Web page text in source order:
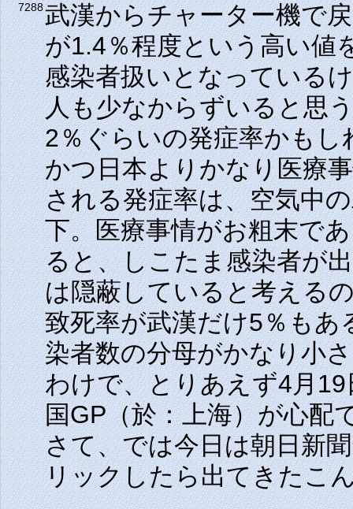
7288武漢からチャーター機で
が1.4％程度という高い値
感染者扱いとなっている
人も少なからずいると思
2％ぐらいの発症率かも
かつ日本よりかなり医療
される発症率は、空気中
下。医療事情がお粗末で
ると、しこたま感染者が
は隠蔽していると考える
致死率が武漢だけ5％もあ
染者数の分母がかなり小
わけで、とりあえず4月
国GP（於：上海）が心配
さて、では今日は朝日新
リックしたら出てきたこ